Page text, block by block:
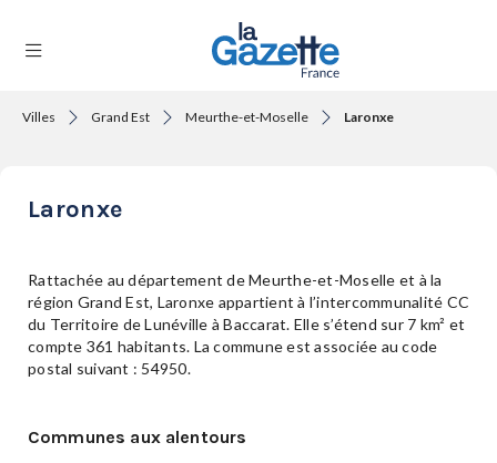
FORMATS
Villes Grand Est Meurthe-et-Moselle Laronxe
Laronxe
Rattachée au département de Meurthe-et-Moselle et à la
région Grand Est, Laronxe appartient à l’intercommunalité CC
du Territoire de Lunéville à Baccarat. Elle s’étend sur 7 km² et
compte 361 habitants. La commune est associée au code
postal suivant : 54950.
Communes aux alentours